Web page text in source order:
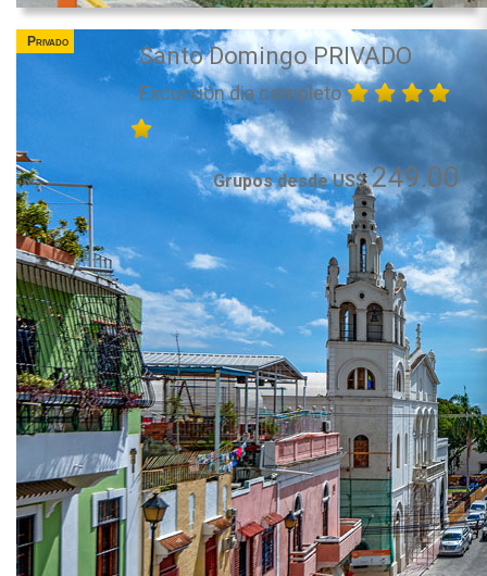
Privado
Santo Domingo PRIVADO
Excursión dia completo
Grupos desde US$249.00